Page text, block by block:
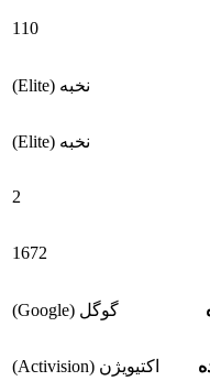
110
نخبه (Elite)
نخبه (Elite)
2
1672
گوگل (Google)
اکتیویژن (Activision)